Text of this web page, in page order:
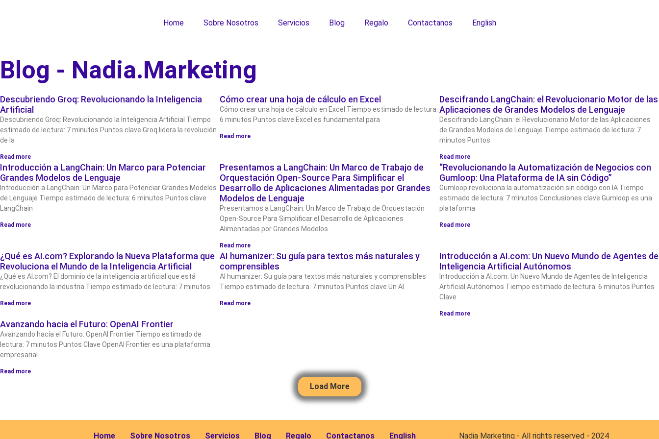
Home Sobre Nosotros Servicios Blog Regalo Contactanos English
Blog - Nadia.Marketing
Descubriendo Groq: Revolucionando la Inteligencia
Artificial
Descubriendo Groq: Revolucionando la Inteligencia Artificial Tiempo
estimado de lectura: 7 minutos Puntos clave Groq lidera la revolución
de la
Read more
Cómo crear una hoja de cálculo en Excel
Cómo crear una hoja de cálculo en Excel Tiempo estimado de lectura:
6 minutos Puntos clave Excel es fundamental para
Read more
Descifrando LangChain: el Revolucionario Motor de las
Aplicaciones de Grandes Modelos de Lenguaje
Descifrando LangChain: el Revolucionario Motor de las Aplicaciones
de Grandes Modelos de Lenguaje Tiempo estimado de lectura: 7
minutos Puntos
Read more
Introducción a LangChain: Un Marco para Potenciar
Grandes Modelos de Lenguaje
Introducción a LangChain: Un Marco para Potenciar Grandes Modelos
de Lenguaje Tiempo estimado de lectura: 6 minutos Puntos clave
LangChain
Read more
Presentamos a LangChain: Un Marco de Trabajo de
Orquestación Open-Source Para Simplificar el
Desarrollo de Aplicaciones Alimentadas por Grandes
Modelos de Lenguaje
Presentamos a LangChain: Un Marco de Trabajo de Orquestación
Open-Source Para Simplificar el Desarrollo de Aplicaciones
Alimentadas por Grandes Modelos
Read more
“Revolucionando la Automatización de Negocios con
Gumloop: Una Plataforma de IA sin Código”
Gumloop revoluciona la automatización sin código con IA Tiempo
estimado de lectura: 7 minutos Conclusiones clave Gumloop es una
plataforma
Read more
¿Qué es AI.com? Explorando la Nueva Plataforma que
Revoluciona el Mundo de la Inteligencia Artificial
¿Qué es AI.com? El dominio de la inteligencia artificial que está
revolucionando la industria Tiempo estimado de lectura: 7 minutos
Read more
AI humanizer: Su guía para textos más naturales y
comprensibles
AI humanizer: Su guía para textos más naturales y comprensibles
Tiempo estimado de lectura: 7 minutos Puntos clave Un AI
Read more
Introducción a AI.com: Un Nuevo Mundo de Agentes de
Inteligencia Artificial Autónomos
Introducción a AI.com: Un Nuevo Mundo de Agentes de Inteligencia
Artificial Autónomos Tiempo estimado de lectura: 6 minutos Puntos
Clave
Read more
Avanzando hacia el Futuro: OpenAI Frontier
Avanzando hacia el Futuro: OpenAI Frontier Tiempo estimado de
lectura: 7 minutos Puntos Clave OpenAI Frontier es una plataforma
empresarial
Read more
Load More
Home Sobre Nosotros Servicios Blog Regalo Contactanos English Nadia Marketing - All rights reserved - 2024